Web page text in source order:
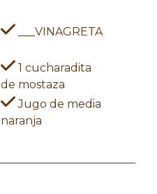
___VINAGRETA
1 cucharadita
de mostaza
Jugo de media
naranja